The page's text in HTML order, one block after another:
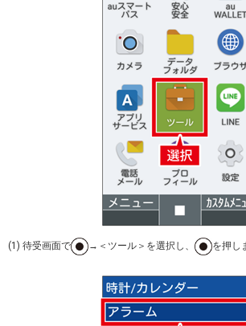
(1) 待受画面で →＜ツール＞を選択し、 を押し